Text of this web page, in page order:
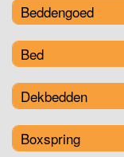
Beddengoed
Bed
Dekbedden
Boxspring